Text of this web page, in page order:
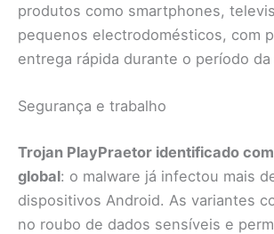
produtos como smartphones,
pequenos electrodomésticos, com
entrega rápida durante o período da
Segurança e trabalho
Trojan PlayPraetor identificado
global: o malware já infectou mais
dispositivos Android. As variantes
no roubo de dados sensíveis e